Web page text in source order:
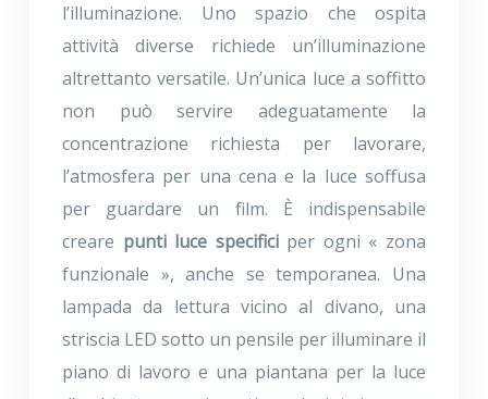
l’illuminazione. Uno spazio che ospita
attività diverse richiede un’illuminazione
altrettanto versatile. Un’unica luce a soffitto
non può servire adeguatamente la
concentrazione richiesta per lavorare,
l’atmosfera per una cena e la luce soffusa
per guardare un film. È indispensabile
creare punti luce specificiper ogni « zona
funzionale », anche se temporanea. Una
lampada da lettura vicino al divano, una
striscia LED sotto un pensile per illuminare il
piano di lavoro e una piantana per la luce